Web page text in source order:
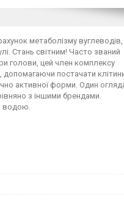
метаболізму вуглеводів,
Стань світним! Часто званий
голови, цей член комплексу
постачати
активної форми. Один
з іншими брендами.
водою.